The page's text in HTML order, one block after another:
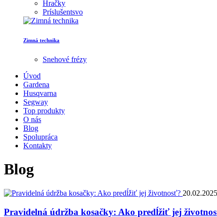
Hračky
Príslušentsvo
Zimná technika
Snehové frézy
Úvod
Gardena
Husqvarna
Segway
Top produkty
O nás
Blog
Spolupráca
Kontakty
Blog
20.02.2025
Pravidelná údržba kosačky: Ako predĺžiť jej